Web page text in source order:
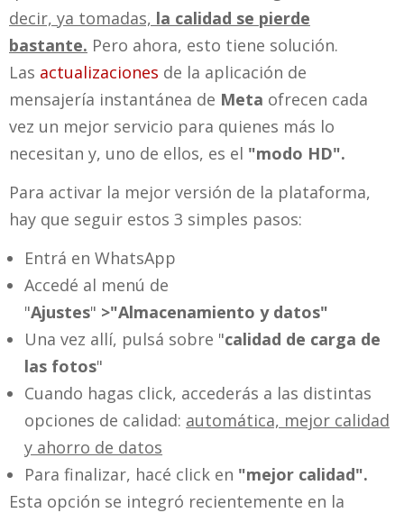
decir, ya tomadas, la calidad se pierde
bastante. Pero ahora, esto tiene solución.
Las actualizaciones de la aplicación de
mensajería instantánea de Meta ofrecen cada
vez un mejor servicio para quienes más lo
necesitan y, uno de ellos, es el "modo HD".
Para activar la mejor versión de la plataforma,
hay que seguir estos 3 simples pasos:
Entrá en WhatsApp
Accedé al menú de
"Ajustes" >"Almacenamiento y datos"
Una vez allí, pulsá sobre "calidad de carga de
las fotos"
Cuando hagas click, accederás a las distintas
opciones de calidad: automática, mejor calidad
y ahorro de datos
Para finalizar, hacé click en "mejor calidad".
Esta opción se integró recientemente en la